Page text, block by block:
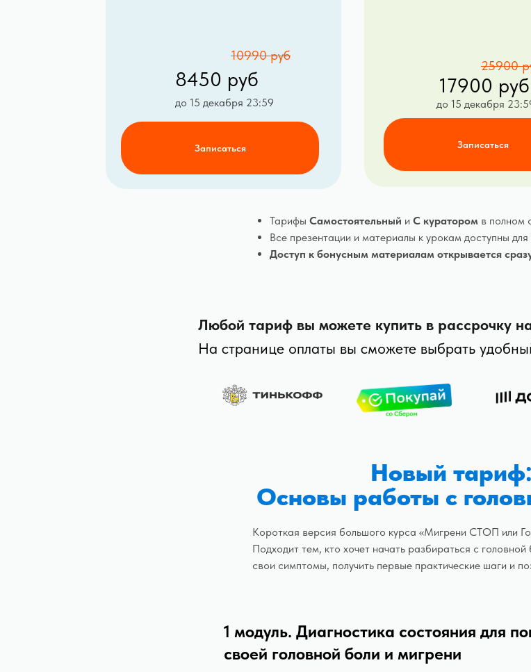
Любой тариф вы можете купить в рассрочку
На странице оплаты вы сможете выбрать
Записаться
Тарифы Самостоятельный и С куратором в полном
Все презентации и материалы к урокам доступны для
Доступ к бонусным материалам открывается
Записаться
8450 руб 17900 руб
до 15 декабря 23:59 до 15 декабря
10990 руб
25900
Новый тариф:
Основы работы с
Короткая версия большого курса «Мигрени СТОП или
Подходит тем, кто хочет начать разбираться с
свои симптомы, получить первые практические шаги и
1 модуль. Диагностика состояния для
своей головной боли и мигрени